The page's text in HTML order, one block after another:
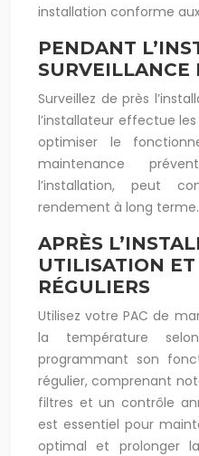
installation conforme
PENDANT
SURVEILLANCE
Surveillez de près
l’installateur effectue
optimiser le
maintenance
l’installation, peut
rendement à long terme.
APRÈS
UTILISATION
RÉGULIERS
Utilisez votre PAC de
la température
programmant son
régulier, comprenant
filtres et un contrôle
est essentiel pour
optimal et prolonger